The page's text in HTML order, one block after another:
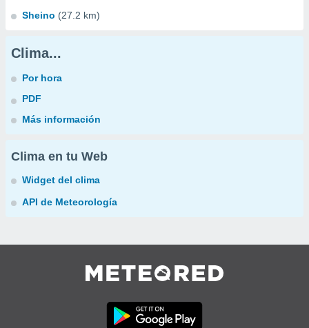
Sheino (27.2 km)
Clima...
Por hora
PDF
Más información
Clima en tu Web
Widget del clima
API de Meteorología